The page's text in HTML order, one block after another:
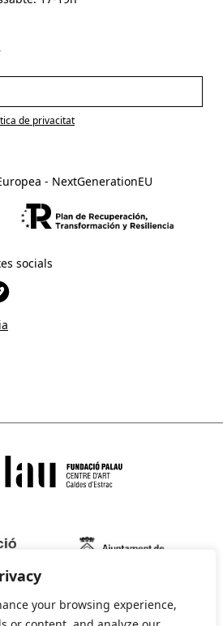
your browsing experience,
de privacitat
- NextGenerationEU
socials